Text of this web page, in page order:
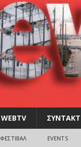
WEBTV
ΦΕΣΤΙΒΑΛ EVENTS